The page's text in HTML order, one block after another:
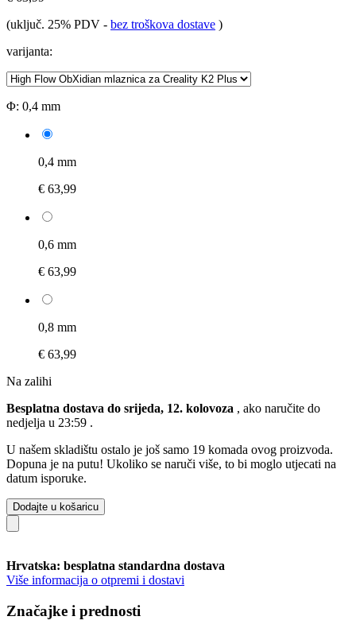
(uključ. 25% PDV - bez troškova dostave )
varijanta:
Φ: 0,4 mm
0,4 mm
€ 63,99
0,6 mm
€ 63,99
0,8 mm
€ 63,99
Na zalihi
Besplatna dostava do srijeda, 12. kolovoza , ako naručite do
nedjelja u 23:59 .
U našem skladištu ostalo je još samo 19 komada ovog proizvoda.
Dopuna je na putu! Ukoliko se naruči više, to bi moglo utjecati na
datum isporuke.
Dodajte u košaricu
Hrvatska: besplatna standardna dostava
Više informacija o otpremi i dostavi
Značajke i prednosti